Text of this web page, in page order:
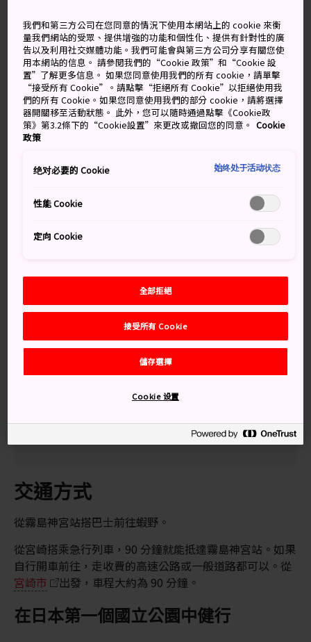
著一座山，綿延長達 12 公里的健行步道。
別錯過
在六觀音御池悠閒漫步
登上霧島火山山脊的 12 公里健行步道
從韓國岳山頂，試著遙望韓國的景色
交通方式
從霧島神宮站搭巴士前往蝦野。
從宮崎搭乘急行列車，90 分鐘就能抵達霧島神宮站。如果
自行開車前往，走收費的高速公路或一般道路都可以。從
宮崎市
出發，車程大約為 90 分鐘。
在日本第一個國立公園中健行
我們和第三方公司在您同意的情況下使用本網站上的 cookie 來衡
量我們網站的受眾、提供增強的功能和個性化、提供有針對性的廣
告以及利用社交媒體功能。我們可能會與第三方公司分享有關您使
用本網站的信息。 請參閱我們的“Cookie 政策”和“Cookie 設
置”了解更多信息。 如果您同意使用我們的所有 cookie，請單擊
“接受所有 Cookie”。請點擊“拒絕所有 Cookie”以拒絕使用我
們的所有 Cookie。如果您同意使用我們的部分 cookie，請將選擇
器開關移至活動狀態。 此外，您可以隨時通過點擊《Cookie政
策》第3.2條下的“Cookie設置”來更改或撤回您的同意。 Cookie
政策
绝对必要的 Cookie 始终处于活动状态
性能 Cookie
定向 Cookie
全部拒絕
接受所有 Cookie
儲存選擇
Cookie 设置